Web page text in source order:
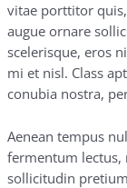
vitae porttitor
augue ornare
scelerisque, eros
mi et nisl. Class
conubia nostra,
Aenean tempus
fermentum lectus,
sollicitudin